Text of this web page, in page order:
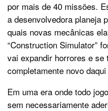
por mais de 40 missões.
a desenvolvedora planeja
quais novas mecânicas
“Construction Simulator”
vai expandir horrores e
completamente novo
Em uma era onde todo
sem necessariamente